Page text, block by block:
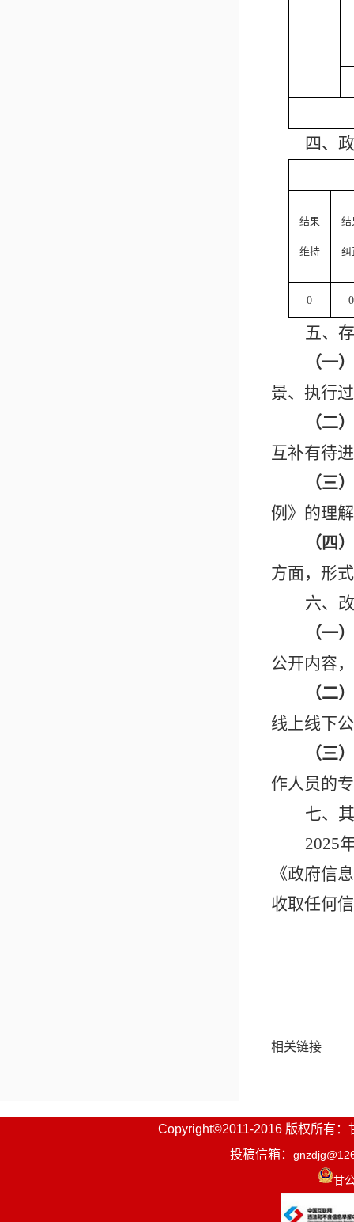
四、
结果
维持
结
纠
0 0
五、
（一）
景、执行
（二）
互补有待
（三
例》的理
（ 四）
方面，形
六、
（一）
公开内容
（二
线上线下
（三
作人员的
七、
2025
《政府信
收取任何
相关链接
Copyright©2011-2016 版权所有：
投稿信箱：
甘